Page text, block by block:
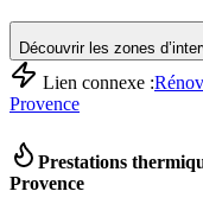
Découvrir les zones
Lien connexe :
Provence
Prestations
Provence